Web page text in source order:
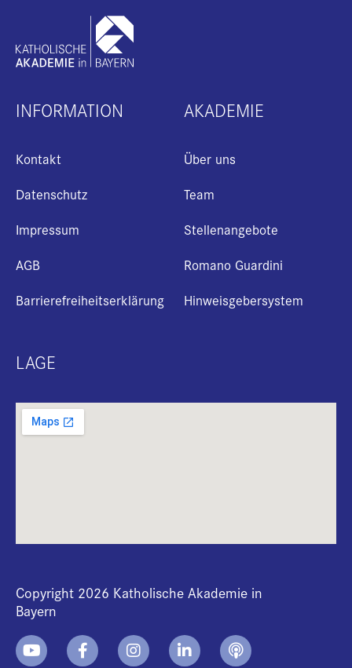
INFORMATION
Kontakt
Datenschutz
Impressum
AGB
Barrierefreiheitserklärung
AKADEMIE
Über uns
Team
Stellenangebote
Romano Guardini
Hinweisgebersystem
LAGE
Copyright 2026 Katholische Akademie in
Bayern